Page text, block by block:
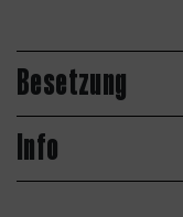
Besetzung
Info